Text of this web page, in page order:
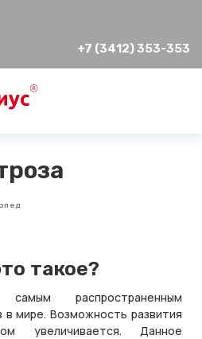
+7 (3412) 353-353
такое?
распространенным
в мире. Возможность развития
увеличивается. Данное